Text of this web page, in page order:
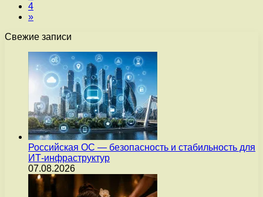
4
»
Свежие записи
Российская ОС — безопасность и стабильность для
ИТ-инфраструктур
07.08.2026